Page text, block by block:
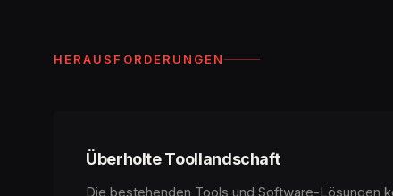
HERAUSFORDERUNGEN
Überholte Toollandschaft
Die bestehenden Tools und Software-Lösungen